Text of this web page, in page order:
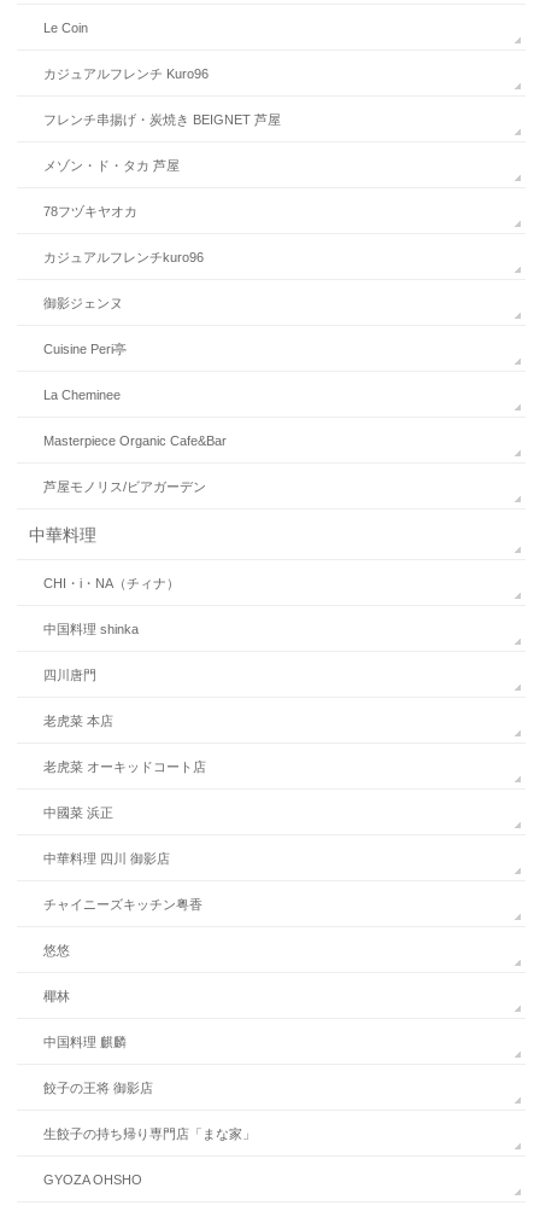
Le Coin
カジュアルフレンチ Kuro96
フレンチ串揚げ・炭焼き BEIGNET 芦屋
メゾン・ド・タカ 芦屋
78フヅキヤオカ
カジュアルフレンチkuro96
御影ジェンヌ
Cuisine Peri亭
La Cheminee
Masterpiece Organic Cafe&Bar
芦屋モノリス/ビアガーデン
中華料理
CHI・i・NA（チィナ）
中国料理 shinka
四川唐門
老虎菜 本店
老虎菜 オーキッドコート店
中國菜 浜正
中華料理 四川 御影店
チャイニーズキッチン粤香
悠悠
椰林
中国料理 麒麟
餃子の王将 御影店
生餃子の持ち帰り専門店「まな家」
GYOZA OHSHO